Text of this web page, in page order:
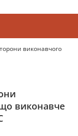
виконавчого
виконавче